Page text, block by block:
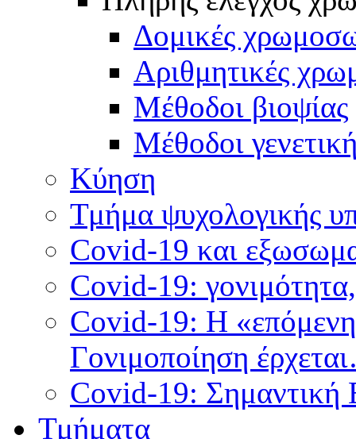
Δομικές
Αριθμητικές
Μέθοδοι βιοψίας
Mέθοδοι
Κύηση
Τμήμα ψυχολογικής
Covid-19 και
Covid-19:
Covid-19: Η
Γονιμοποίηση
Covid-19: Σημαντική
Τμήματα